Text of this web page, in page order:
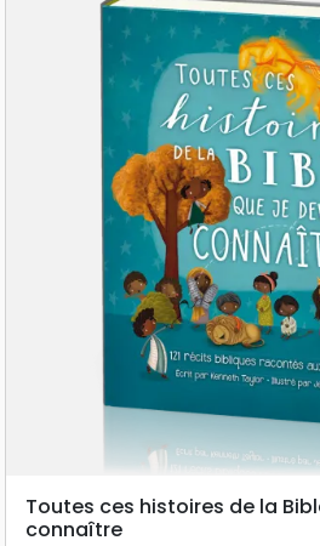
Toutes ces histoires de la
connaître